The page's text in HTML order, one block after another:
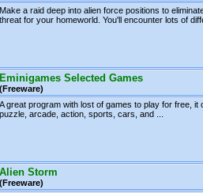
Make a raid deep into alien force positions to
threat for your homeworld. You'll encounter lots of
Eminigames Selected Games
(Freeware)
A great program with lost of games to play for free, it
puzzle, arcade, action, sports, cars, and ...
Alien Storm
(Freeware)